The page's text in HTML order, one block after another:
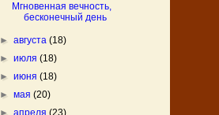
Мгновенная вечность,
бесконечный день
►августа(18)
►июля(18)
►июня(18)
►мая(20)